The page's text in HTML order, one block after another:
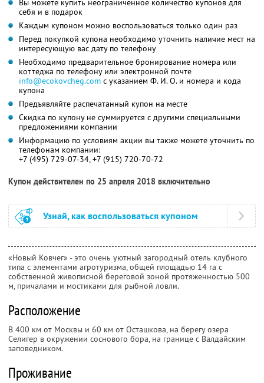
Вы можете купить неограниченное количество купонов для
себя и в подарок
Каждым купоном можно воспользоваться только один раз
Перед покупкой купона необходимо уточнить наличие мест на
интересующую вас дату по телефону
Необходимо предварительное бронирование номера или
коттеджа по телефону или электронной почте
info@ecokovcheg.com с указанием Ф. И. О. и номера и кода
купона
Предъявляйте распечатанный купон на месте
Скидка по купону не суммируется с другими специальными
предложениями компании
Информацию по условиям акции вы также можете уточнить по
телефонам компании:
+7 (495) 729-07-34, +7 (915) 720-70-72
Купон действителен по 25 апреля 2018 включительно
Узнай, как воспользоваться купоном
«Новый Ковчег» - это очень уютный загородный отель клубного
типа с элементами агротуризма, общей площадью 14 га с
собственной живописной береговой зоной протяженностью 500
м, причалами и мостиками для рыбной ловли.
Расположение
В 400 км от Москвы и 60 км от Осташкова, на берегу озера
Селигер в окружении соснового бора, на границе с Валдайским
заповедником.
Проживание